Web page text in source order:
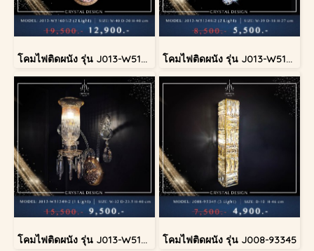
โคมไฟติดผนัง รุ่น J013-W51601/2 โคมไฟติดผนัง รุ่น J013-W51349/2
โคมไฟติดผนัง รุ่น J013-W51349/2 โคมไฟติดผนัง รุ่น J008-93345